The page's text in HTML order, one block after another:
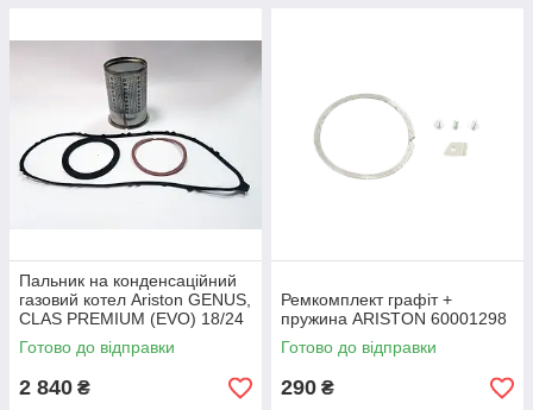
Пальник на конденсаційний
газовий котел Ariston GENUS,
CLAS PREMIUM (EVO) 18/24
кВт60000288-01
Готово до відправки
2 840 ₴
Ремкомплект графіт +
пружина ARISTON 60001298
Готово до відправки
290 ₴